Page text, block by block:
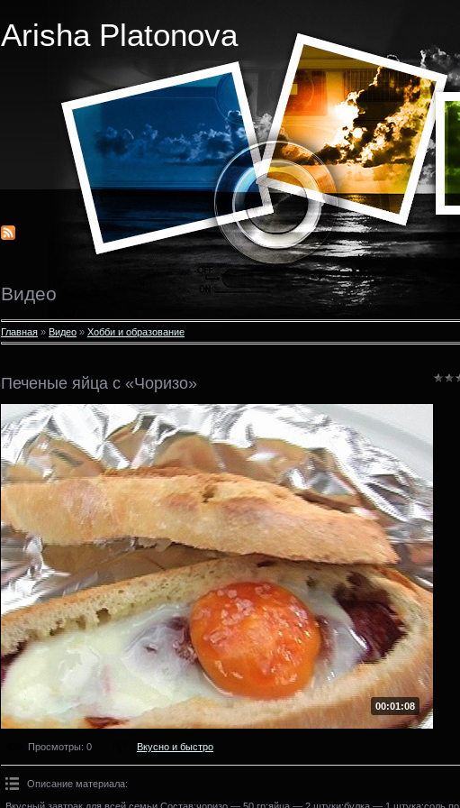
Arisha Platonova
Видео
Главная » Видео » Хобби и образование
Печеные яйца с «Чоризо»
00:01:08
Просмотры: 0 Вкусно и быстро
Описание материала:
Вкусный завтрак для всей семьи.Состав:чоризо — 50 гр;яйца — 2 штуки;булка — 1 штука;соль по